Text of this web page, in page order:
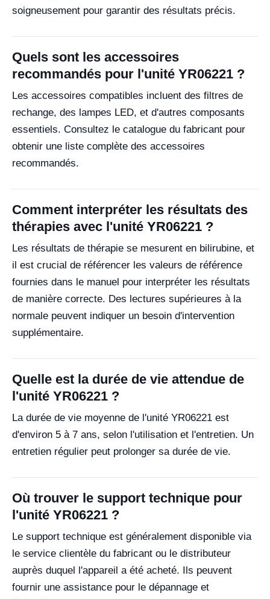
soigneusement pour garantir des résultats précis.
Quels sont les accessoires
recommandés pour l'unité YR06221 ?
Les accessoires compatibles incluent des filtres de
rechange, des lampes LED, et d'autres composants
essentiels. Consultez le catalogue du fabricant pour
obtenir une liste complète des accessoires
recommandés.
Comment interpréter les résultats des
thérapies avec l'unité YR06221 ?
Les résultats de thérapie se mesurent en bilirubine, et
il est crucial de référencer les valeurs de référence
fournies dans le manuel pour interpréter les résultats
de manière correcte. Des lectures supérieures à la
normale peuvent indiquer un besoin d'intervention
supplémentaire.
Quelle est la durée de vie attendue de
l'unité YR06221 ?
La durée de vie moyenne de l'unité YR06221 est
d'environ 5 à 7 ans, selon l'utilisation et l'entretien. Un
entretien régulier peut prolonger sa durée de vie.
Où trouver le support technique pour
l'unité YR06221 ?
Le support technique est généralement disponible via
le service clientèle du fabricant ou le distributeur
auprès duquel l'appareil a été acheté. Ils peuvent
fournir une assistance pour le dépannage et